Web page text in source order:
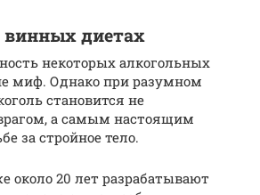
винных диетах
некоторых алкогольных
миф. Однако при разумном
становится не
а самым настоящим
за стройное тело.
около 20 лет разрабатывают